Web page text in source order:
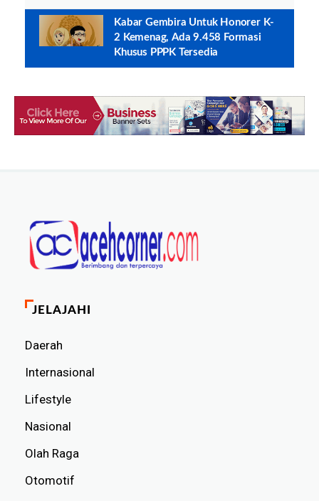
Kabar Gembira Untuk Honorer K-
2 Kemenag, Ada 9.458 Formasi
Khusus PPPK Tersedia
JELAJAHI
Daerah
Internasional
Lifestyle
Nasional
Olah Raga
Otomotif